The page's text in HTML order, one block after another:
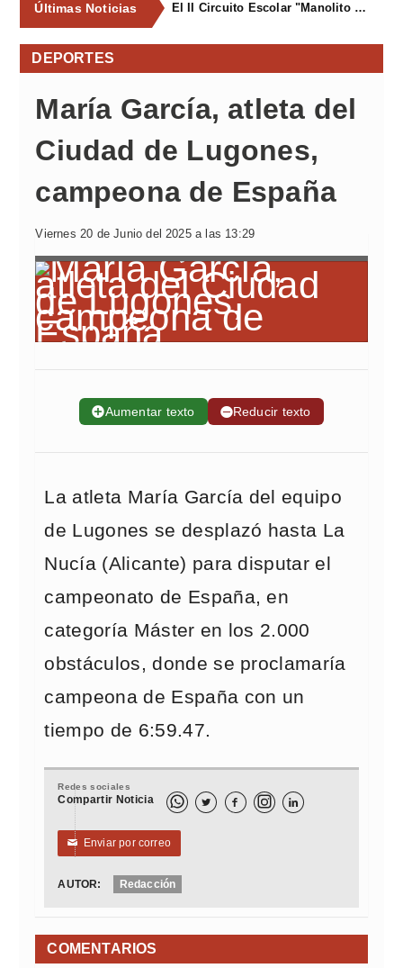
Últimas Noticias El II Circuito Escolar "Manolito el Pegu" volvió a reunir a las jóvenes promesas del ciclismo asturiano en El Carbayu
DEPORTES
María García, atleta del
Ciudad de Lugones,
campeona de España
Viernes 20 de Junio del 2025 a las 13:29
➕Aumentar texto ➖Reducir texto
La atleta María García del equipo
de Lugones se desplazó hasta La
Nucía (Alicante) para disputar el
campeonato de España, en
categoría Máster en los 2.000
obstáculos, donde se proclamaría
campeona de España con un
tiempo de 6:59.47.
Redes sociales
Compartir Noticia   
✉ Enviar por correo
AUTOR: Redacción
COMENTARIOS